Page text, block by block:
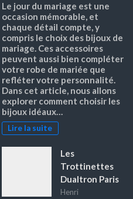
Le jour du mariage est une
occasion mémorable, et
chaque détail compte, y
compris le choix des bijoux de
mariage. Ces accessoires
peuvent aussi bien compléter
votre robe de mariée que
refléter votre personnalité.
Dans cet article, nous allons
explorer comment choisir les
bijoux idéaux…
Lire la suite
Les
Trottinettes
Dualtron Paris
Henri